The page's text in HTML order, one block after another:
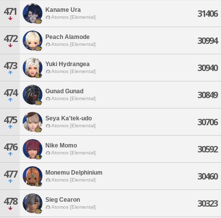
471 Kaname Ura
Atomos [Elemental] 31406
472 Peach Alamode
Atomos [Elemental] 30994
473 Yuki Hydrangea
Atomos [Elemental] 30940
474 Gunad Gunad
Atomos [Elemental] 30849
475 Seya Ka'tek-udo
Atomos [Elemental] 30706
476 Nike Momo
Atomos [Elemental] 30592
477 Monemu Delphinium
Atomos [Elemental] 30460
478 Sieg Cearon
Atomos [Elemental] 30323